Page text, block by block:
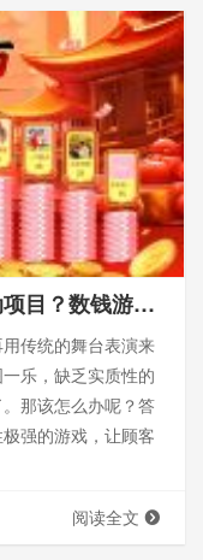
推荐商场门店暖场高人气的互动项目？数钱游戏——思讯互动
传统的舞台表演来
乐，缺乏实质性的
那该怎么办呢？答
强的游戏，让顾客
阅读全文